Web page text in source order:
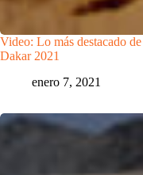
Video: Lo más destacado
Dakar 2021
enero 7, 2021